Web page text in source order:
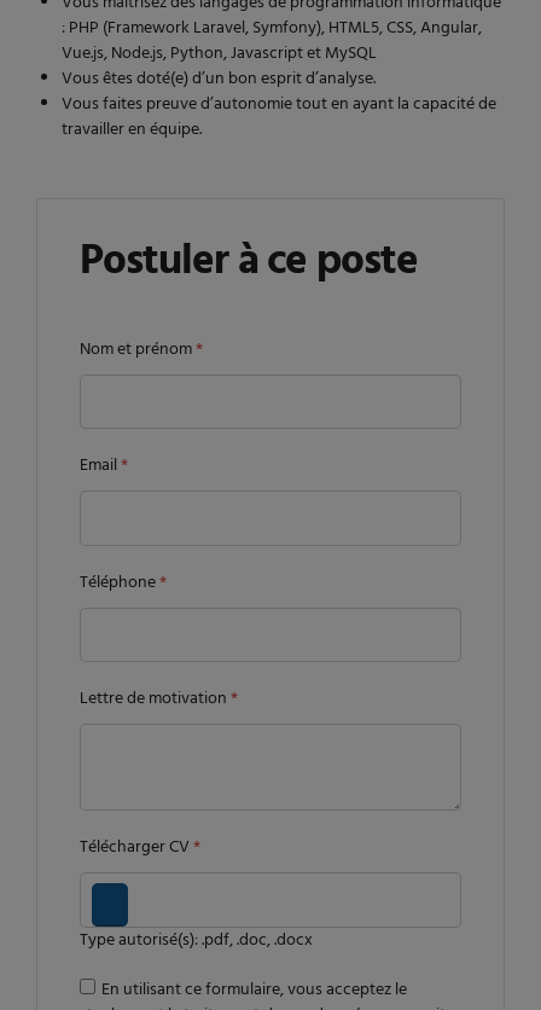
: PHP (Framework Laravel, Symfony), HTML5, CSS, Angular,
Vue.js, Node.js, Python, Javascript et MySQL
Vous êtes doté(e) d’un bon esprit d’analyse.
Vous faites preuve d’autonomie tout en ayant la capacité de
travailler en équipe.
Postuler à ce poste
Nom et prénom*
Email*
Téléphone*
Lettre de motivation*
Télécharger CV*
Type autorisé(s): .pdf, .doc, .docx
En utilisant ce formulaire, vous acceptez le